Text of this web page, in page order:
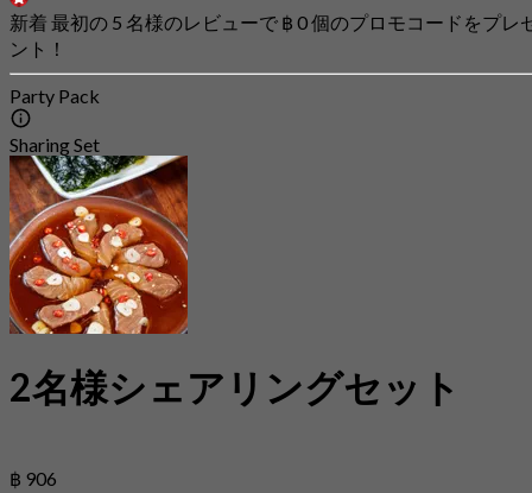
新着 最初の 5 名様のレビューで ฿ 0 個のプロモコードをプレ
ント！
Party Pack
Sharing Set
2名様シェアリングセット
฿ 906